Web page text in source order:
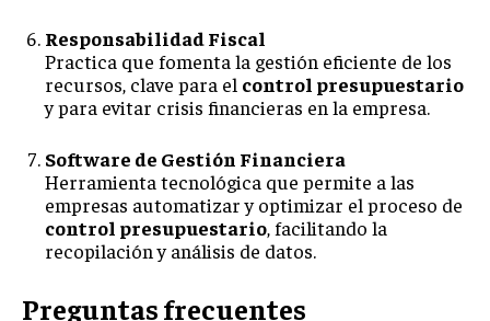
Responsabilidad Fiscal
Practica que fomenta la gestión eficiente de los
recursos, clave para el control presupuestario
y para evitar crisis financieras en la empresa.
Software de Gestión Financiera
Herramienta tecnológica que permite a las
empresas automatizar y optimizar el proceso de
control presupuestario, facilitando la
recopilación y análisis de datos.
Preguntas frecuentes